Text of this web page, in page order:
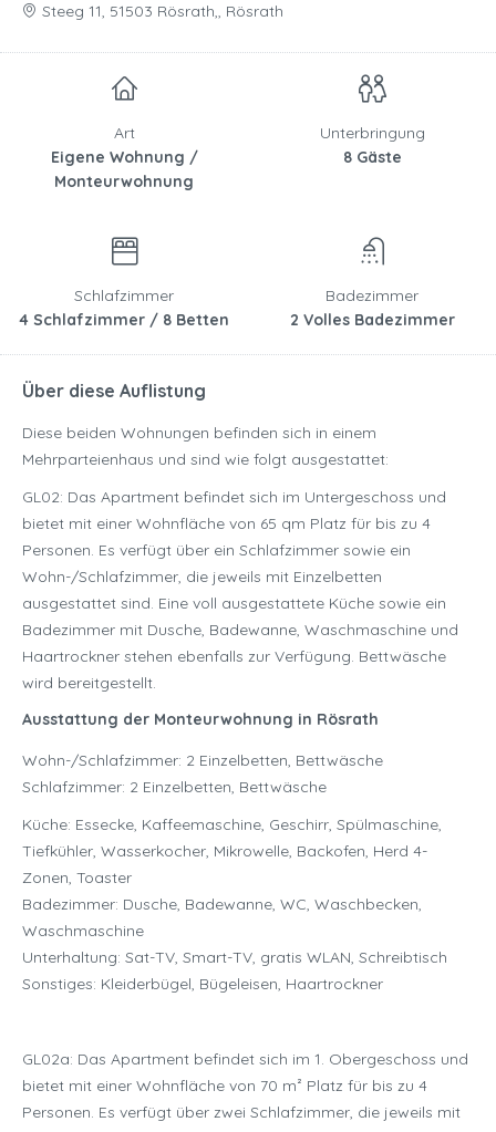
Steeg 11, 51503 Rösrath,, Rösrath
Art
Eigene Wohnung /
Monteurwohnung
Unterbringung
8 Gäste
Schlafzimmer
4 Schlafzimmer / 8 Betten
Badezimmer
2 Volles Badezimmer
Über diese Auflistung
Diese beiden Wohnungen befinden sich in einem
Mehrparteienhaus und sind wie folgt ausgestattet:
GL02: Das Apartment befindet sich im Untergeschoss und
bietet mit einer Wohnfläche von 65 qm Platz für bis zu 4
Personen. Es verfügt über ein Schlafzimmer sowie ein
Wohn-/Schlafzimmer, die jeweils mit Einzelbetten
ausgestattet sind. Eine voll ausgestattete Küche sowie ein
Badezimmer mit Dusche, Badewanne, Waschmaschine und
Haartrockner stehen ebenfalls zur Verfügung. Bettwäsche
wird bereitgestellt.
Ausstattung der Monteurwohnung in Rösrath
Wohn-/Schlafzimmer: 2 Einzelbetten, Bettwäsche
Schlafzimmer: 2 Einzelbetten, Bettwäsche
Küche: Essecke, Kaffeemaschine, Geschirr, Spülmaschine,
Tiefkühler, Wasserkocher, Mikrowelle, Backofen, Herd 4-
Zonen, Toaster
Badezimmer: Dusche, Badewanne, WC, Waschbecken,
Waschmaschine
Unterhaltung: Sat-TV, Smart-TV, gratis WLAN, Schreibtisch
Sonstiges: Kleiderbügel, Bügeleisen, Haartrockner
GL02a: Das Apartment befindet sich im 1. Obergeschoss und
bietet mit einer Wohnfläche von 70 m² Platz für bis zu 4
Personen. Es verfügt über zwei Schlafzimmer, die jeweils mit